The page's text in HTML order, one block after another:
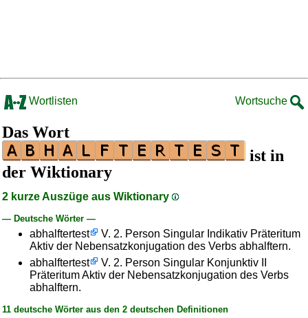
Wortlisten Wortsuche
Das Wort
ist in
der Wiktionary
2 kurze Auszüge aus Wiktionary
— Deutsche Wörter —
abhalftertest
V. 2. Person Singular Indikativ Präteritum
Aktiv der Nebensatzkonjugation des Verbs abhalftern.
abhalftertest
V. 2. Person Singular Konjunktiv II
Präteritum Aktiv der Nebensatzkonjugation des Verbs
abhalftern.
11 deutsche Wörter aus den 2 deutschen Definitionen